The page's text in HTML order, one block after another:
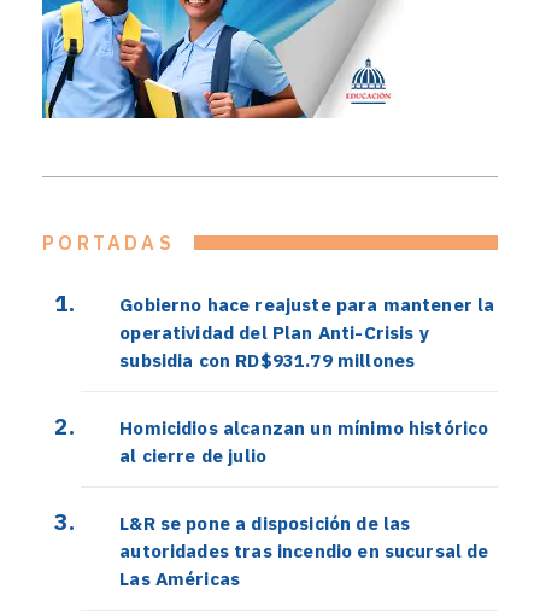
PORTADAS
Gobierno hace reajuste para mantener la
operatividad del Plan Anti-Crisis y
subsidia con RD$931.79 millones
Homicidios alcanzan un mínimo histórico
al cierre de julio
L&R se pone a disposición de las
autoridades tras incendio en sucursal de
Las Américas